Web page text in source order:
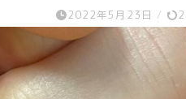
2022年5月23日 /